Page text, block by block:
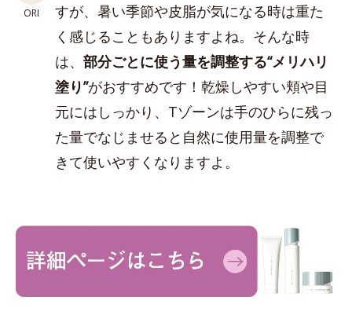
ORI
すが、暑い季節や皮脂が気になる時は重た
く感じることもありますよね。そんな時
は、 部分ごとに使う量を調整する“メリハリ
塗り”がおすすめです！乾燥しやすい頬や目
元にはしっかり、Tゾーンは手のひらに残っ
た量でなじませると自然に使用量を調整で
きて使いやすくなりますよ。